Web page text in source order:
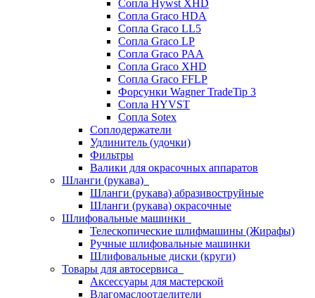
Сопла Hywst XHD
Сопла Graco HDA
Сопла Graco LL5
Сопла Graco LP
Сопла Graco PAA
Сопла Graco XHD
Сопла Graco FFLP
Форсунки Wagner TradeTip 3
Сопла HYVST
Сопла Sotex
Соплодержатели
Удлинитель (удочки)
Фильтры
Валики для окрасочных аппаратов
Шланги (рукава)
Шланги (рукава) абразивоструйные
Шланги (рукава) окрасочные
Шлифовальные машинки
Телескопические шлифмашины (Жирафы)
Ручные шлифовальные машинки
Шлифовальные диски (круги)
Товары для автосервиса
Аксессуары для мастерской
Влагомаслоотделители